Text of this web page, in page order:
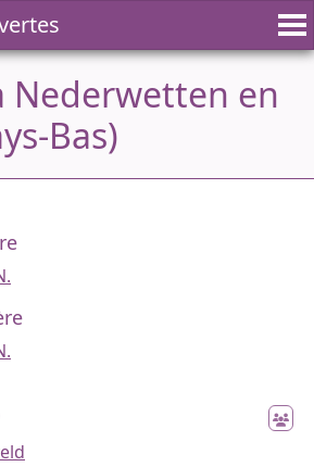
Nederwetten en
Bas)